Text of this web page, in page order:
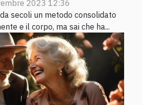
2023 12:36
secoli un metodo consolidato
e il corpo, ma sai che ha...